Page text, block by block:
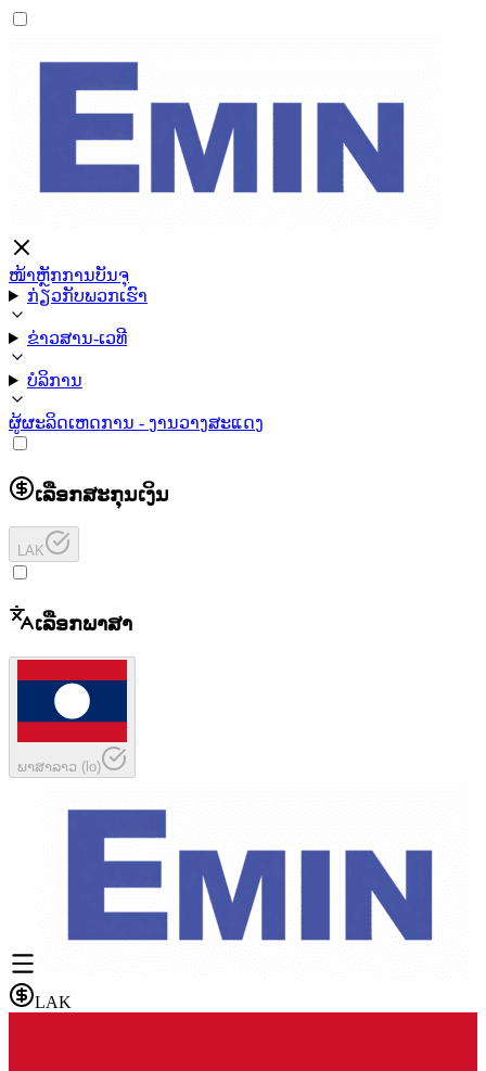
ໜ້າຫຼັກການບັນຈຸ
ກ່ຽວກັບພວກເຮົາ
ຂ່າວສານ-ເວທີ
ບໍລິການ
ຜູ້ຜະລິດເຫດການ - ງານວາງສະແດງ
ເລືອກສະກຸນເງິນ
LAK
ເລືອກພາສາ
ພາສາລາວ (lo)
LAK